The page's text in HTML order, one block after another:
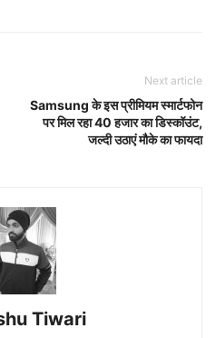
Next article
Samsung के इस प्रीमियम स्मार्टफोन
पर मिल रहा 40 हजार का डिस्कॉउंट,
जल्दी उठाएं मौके का फायदा
Tiwari